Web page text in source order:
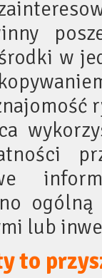
w
lub
to